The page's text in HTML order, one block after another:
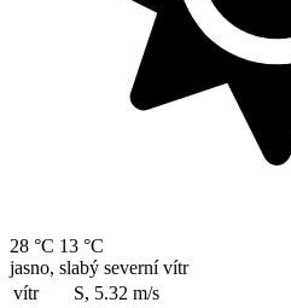
28 °C 13 °C
jasno, slabý severní vítr
vítr
S, 5.32 m/s